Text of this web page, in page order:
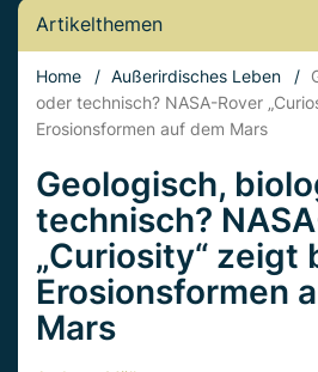
Artikelthemen
Home / Außerirdisches Leben /
oder technisch? NASA-Rover
Erosionsformen auf dem Mars
Geologisch,
technisch?
„Curiosity“ zeigt
Erosionsformen
Mars